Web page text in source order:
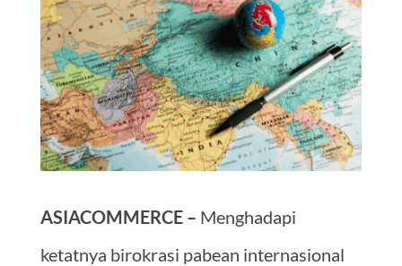
ASIACOMMERCE – Menghadapi
ketatnya birokrasi pabean internasional